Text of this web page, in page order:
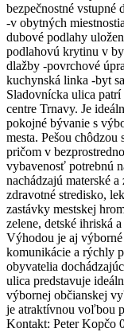
bezpečnostné vstupné
-v obytných
dubové podlahy
podlahovú krytinu v
dlažby -povrchové
kuchynská linka -byt
Sladovnícka ulica
centre Trnavy. Je
pokojné bývanie s
mesta. Pešou
pričom v
vybavenosť potrebnú
nachádzajú materské
zdravotné stredisko,
zastávky mestskej
zelene, detské ihriská
Výhodou je aj výborné
komunikácie a rýchly
obyvatelia
ulica predstavuje
výbornej občianskej
je atraktívnou voľbou
Kontakt: Peter Kopčo